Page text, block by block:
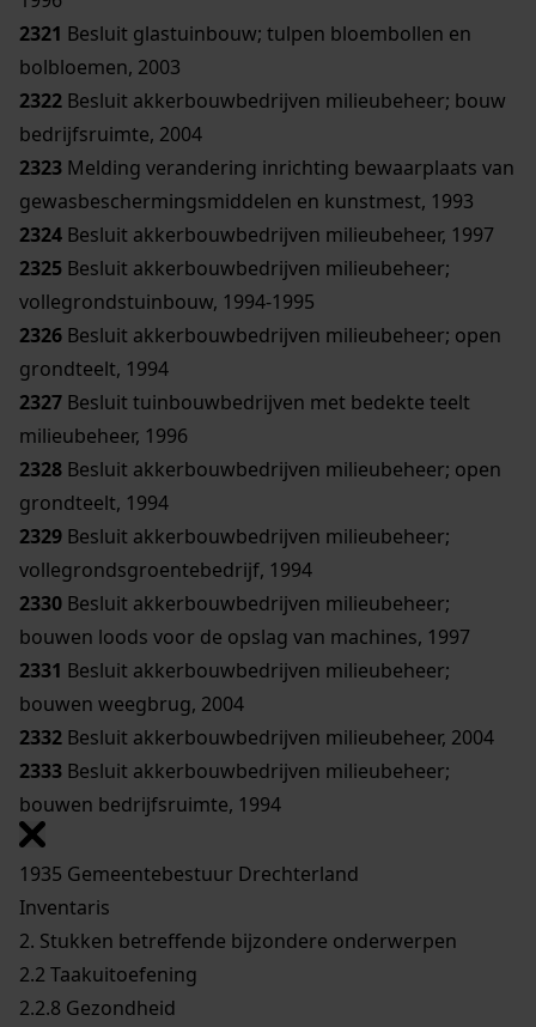
2321 Besluit glastuinbouw; tulpen bloembollen en
bolbloemen, 2003
2322 Besluit akkerbouwbedrijven milieubeheer; bouw
bedrijfsruimte, 2004
2323 Melding verandering inrichting bewaarplaats van
gewasbeschermingsmiddelen en kunstmest, 1993
2324 Besluit akkerbouwbedrijven milieubeheer, 1997
2325 Besluit akkerbouwbedrijven milieubeheer;
vollegrondstuinbouw, 1994-1995
2326 Besluit akkerbouwbedrijven milieubeheer; open
grondteelt, 1994
2327 Besluit tuinbouwbedrijven met bedekte teelt
milieubeheer, 1996
2328 Besluit akkerbouwbedrijven milieubeheer; open
grondteelt, 1994
2329 Besluit akkerbouwbedrijven milieubeheer;
vollegrondsgroentebedrijf, 1994
2330 Besluit akkerbouwbedrijven milieubeheer;
bouwen loods voor de opslag van machines, 1997
2331 Besluit akkerbouwbedrijven milieubeheer;
bouwen weegbrug, 2004
2332 Besluit akkerbouwbedrijven milieubeheer, 2004
2333 Besluit akkerbouwbedrijven milieubeheer;
bouwen bedrijfsruimte, 1994
1935 Gemeentebestuur Drechterland
Inventaris
2. Stukken betreffende bijzondere onderwerpen
2.2 Taakuitoefening
2.2.8 Gezondheid